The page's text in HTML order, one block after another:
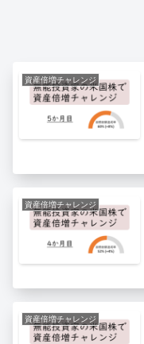
資産倍増チャレンジ
資産倍増チャレンジ
資産倍増チャレンジ